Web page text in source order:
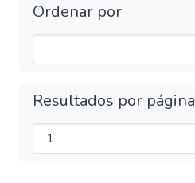
Ordenar por
Resultados por página